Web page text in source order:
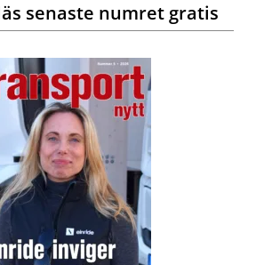
senaste numret gratis